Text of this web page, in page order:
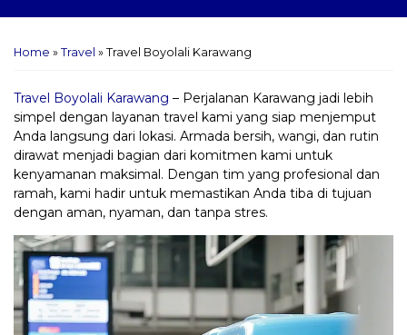
Home » Travel » Travel Boyolali Karawang
Travel Boyolali Karawang – Perjalanan Karawang jadi lebih
simpel dengan layanan travel kami yang siap menjemput
Anda langsung dari lokasi. Armada bersih, wangi, dan rutin
dirawat menjadi bagian dari komitmen kami untuk
kenyamanan maksimal. Dengan tim yang profesional dan
ramah, kami hadir untuk memastikan Anda tiba di tujuan
dengan aman, nyaman, dan tanpa stres.